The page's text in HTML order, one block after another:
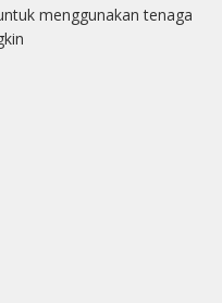
menggunakan tenaga